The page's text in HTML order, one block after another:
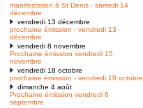
manifestation à St Denis - samedi 14
décembre
vendredi 13 décembre
prochaine émission - vendredi 13
décembre
vendredi 8 novembre
Prochaine émission vendredi 15
novembre
vendredi 18 octobre
prochaine émission - vendredi 18 octobre
dimanche 4 août
Prochaine émission vendredi 6
septembre